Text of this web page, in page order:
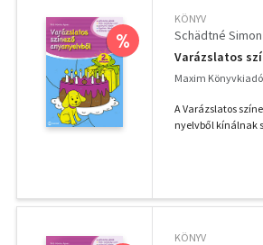
%
KÖNYV
Schädtné
Varázslatos
Maxim
A Varázslatos
nyelvből kínálnak
KÖNYV